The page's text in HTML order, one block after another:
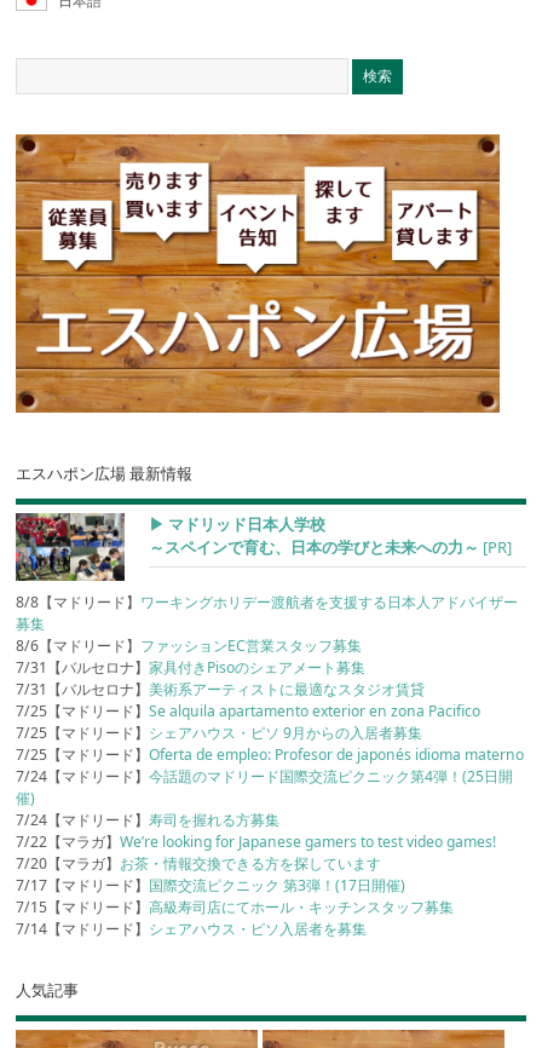
エスハポン広場 最新情報
▶︎ マドリッド日本人学校
～スペインで育む、日本の学びと未来への力～ [PR]
8/8【マドリード】 ワーキングホリデー渡航者を支援する日本人アドバイザー
募集
8/6【マドリード】 ファッションEC営業スタッフ募集
7/31【バルセロナ】家具付きPisoのシェアメート募集
7/31【バルセロナ】美術系アーティストに最適なスタジオ賃貸
7/25【マドリード】Se alquila apartamento exterior en zona Pacifico
7/25【マドリード】 シェアハウス・ピソ 9月からの入居者募集
7/25【マドリード】Oferta de empleo: Profesor de japonés idioma materno
7/24【マドリード】今話題のマドリード国際交流ピクニック第4弾！(25日開
催)
7/24【マドリード】寿司を握れる方募集
7/22【マラガ】We’re looking for Japanese gamers to test video games!
7/20【マラガ】 お茶・情報交換できる方を探しています
7/17【マドリード】 国際交流ピクニック 第3弾！(17日開催)
7/15【マドリード】高級寿司店にてホール・キッチンスタッフ募集
7/14【マドリード】 シェアハウス・ピソ入居者を募集
人気記事